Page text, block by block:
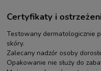
Certyfikaty i
Testowany dermatologicznie
skóry.
Zalecany nadzór osoby
Opakowanie nie służy do